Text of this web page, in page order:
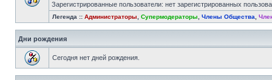
Зарегистрированные пользователи: нет зарегистрированных
Легенда :: Администраторы Супермодераторы Члены Общества
Дни рождения
Сегодня нет дней рождения.